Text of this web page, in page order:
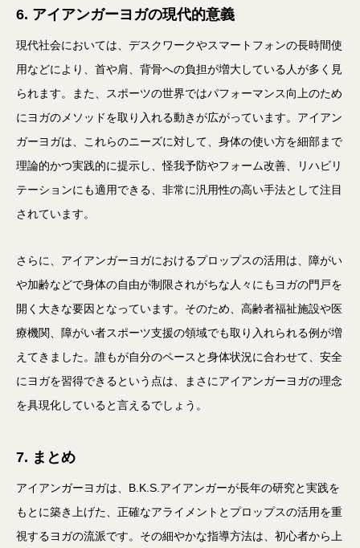
6. アイアンガーヨガの現代的意義
現代社会においては、デスクワークやスマートフォンの長時間使
用などにより、首や肩、背骨への負担が増大している人が多く見
られます。また、スポーツの世界ではパフォーマンス向上のため
にヨガのメソッドを取り入れる動きが広がっています。アイアン
ガーヨガは、これらのニーズに対して、身体の使い方を細部まで
理論的かつ実践的に提示し、怪我予防やフォーム改善、リハビリ
テーションにも適用できる、非常に汎用性の高い手法として注目
されています。
さらに、アイアンガーヨガにおけるプロップスの活用は、障がい
や加齢などで身体の自由が制限されがちな人々にもヨガの門戸を
開く大きな要因となっています。そのため、高齢者福祉施設や医
療機関、障がい者スポーツ支援の領域でも取り入れられる例が増
えてきました。誰もが自分のペースと身体状況に合わせて、安全
にヨガを習得できるという点は、まさにアイアンガーヨガの理念
を具現化していると言えるでしょう。
7. まとめ
アイアンガーヨガは、B.K.S.アイアンガーが長年の研究と実践を
もとに築き上げた、正確なアライメントとプロップスの活用を重
視するヨガの流派です。その細やかな指導方法は、初心者から上